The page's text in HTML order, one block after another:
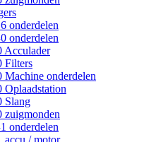
onderdelen
onderdelen
Acculader
Filters
Machine onderdelen
Oplaadstation
Slang
zuigmonden
onderdelen